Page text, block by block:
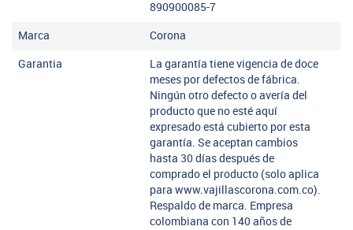
890900085-7
Marca Corona
Garantia
La garantía tiene vigencia de doce
meses por defectos de fábrica.
Ningún otro defecto o avería del
producto que no esté aquí
expresado está cubierto por esta
garantía. Se aceptan cambios
hasta 30 días después de
comprado el producto (solo aplica
para www.vajillascorona.com.co).
Respaldo de marca. Empresa
colombiana con 140 años de